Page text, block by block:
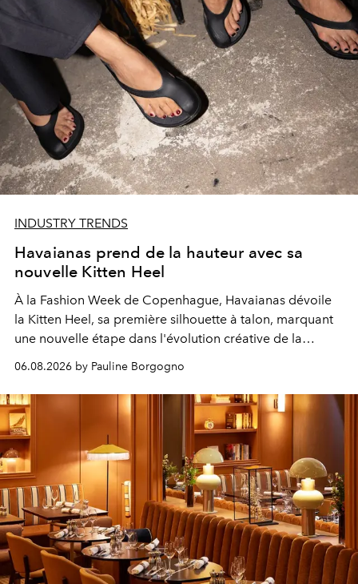
INDUSTRY TRENDS
Havaianas prend de la hauteur avec sa
nouvelle Kitten Heel
À la Fashion Week de Copenhague, Havaianas dévoile
la Kitten Heel, sa première silhouette à talon, marquant
une nouvelle étape dans l'évolution créative de la
06.08.2026 by Pauline Borgogno